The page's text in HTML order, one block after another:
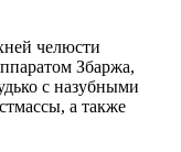
челюсти
Збаржа,
с назубными
а также